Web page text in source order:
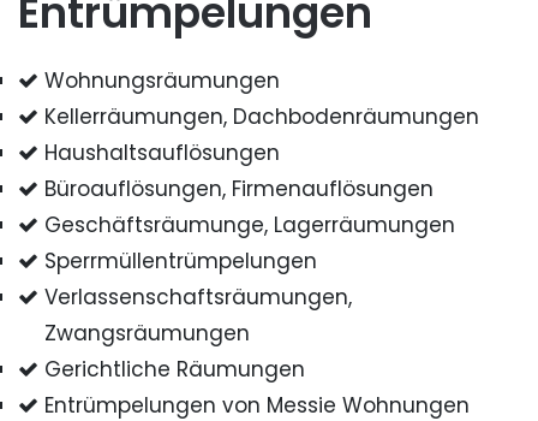
Entrümpelungen
Wohnungsräumungen
Kellerräumungen, Dachbodenräumungen
Haushaltsauflösungen
Büroauflösungen, Firmenauflösungen
Geschäftsräumunge, Lagerräumungen
Sperrmüllentrümpelungen
Verlassenschaftsräumungen,
Zwangsräumungen
Gerichtliche Räumungen
Entrümpelungen von Messie Wohnungen